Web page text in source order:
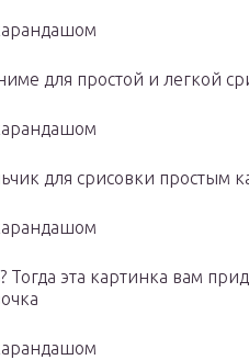
для простой и легкой
для срисовки простым
эта картинка вам